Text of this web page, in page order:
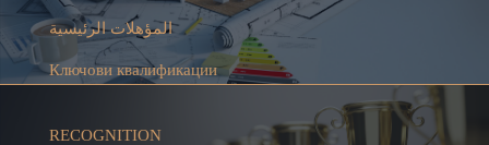
المؤهلات الرئيسية
Ключови квалификации
RECOGNITION